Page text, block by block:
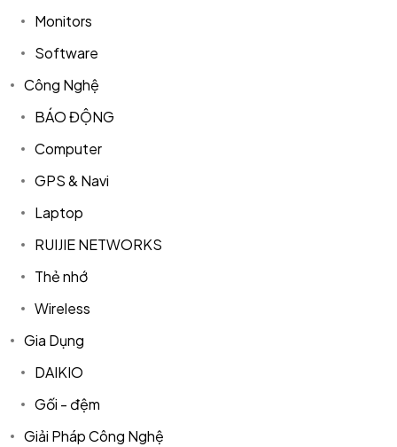
Monitors
Software
Công Nghệ
BÁO ĐỘNG
Computer
GPS & Navi
Laptop
RUIJIE NETWORKS
Thẻ nhớ
Wireless
Gia Dụng
DAIKIO
Gối - đệm
Giải Pháp Công Nghệ